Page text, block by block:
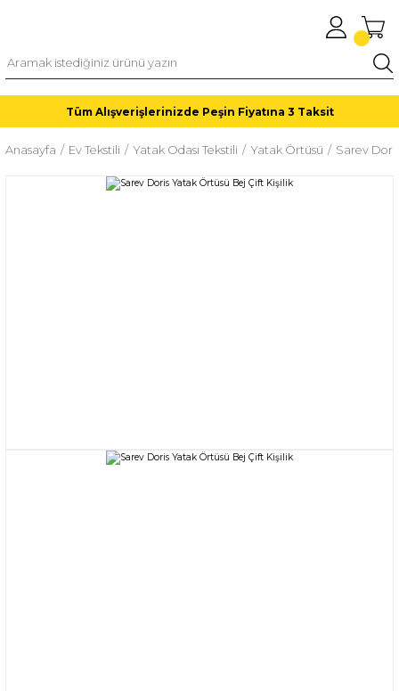
Tüm Alışverişlerinizde Peşin Fiyatına 3 Taksit
Anasayfa Ev Tekstili Yatak Odası Tekstili Yatak Örtüsü Sarev